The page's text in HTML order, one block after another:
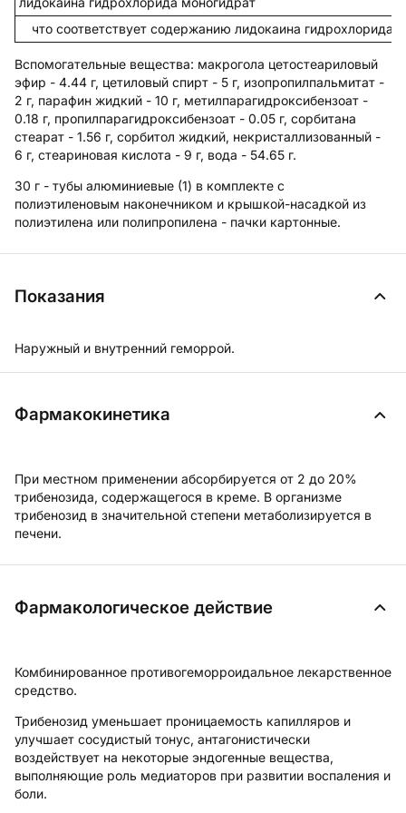
что соответствует содержанию лидокаина гидрохлорида
Вспомогательные вещества: макрогола цетостеариловый
эфир - 4.44 г, цетиловый спирт - 5 г, изопропилпальмитат -
2 г, парафин жидкий - 10 г, метилпарагидроксибензоат -
0.18 г, пропилпарагидроксибензоат - 0.05 г, сорбитана
стеарат - 1.56 г, сорбитол жидкий, некристаллизованный -
6 г, стеариновая кислота - 9 г, вода - 54.65 г.
30 г - тубы алюминиевые (1) в комплекте с
полиэтиленовым наконечником и крышкой-насадкой из
полиэтилена или полипропилена - пачки картонные.
Показания
Наружный и внутренний геморрой.
Фармакокинетика
При местном применении абсорбируется от 2 до 20%
трибенозида, содержащегося в креме. В организме
трибенозид в значительной степени метаболизируется в
печени.
Фармакологическое действие
Комбинированное противогеморроидальное лекарственное
средство.
Трибенозид уменьшает проницаемость капилляров и
улучшает сосудистый тонус, антагонистически
воздействует на некоторые эндогенные вещества,
выполняющие роль медиаторов при развитии воспаления и
боли.